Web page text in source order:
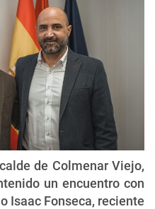
de Colmenar Viejo,
un encuentro con
Isaac Fonseca, reciente